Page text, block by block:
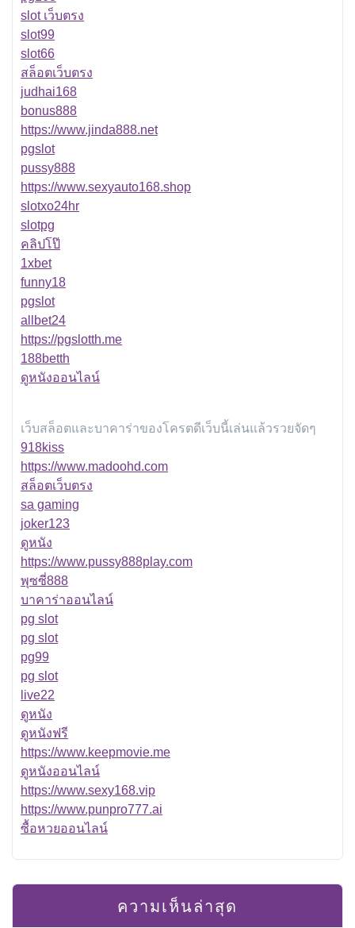
slot เว็บตรง
slot99
slot66
สล็อตเว็บตรง
judhai168
bonus888
https://www.jinda888.net
pgslot
pussy888
https://www.sexyauto168.shop
slotxo24hr
slotpg
คลิปโป๊
1xbet
funny18
pgslot
allbet24
https://pgslotth.me
188betth
ดูหนังออนไลน์
เว็บสล็อตและบาคาร่าของโครตดีเว็บนี้เล่นแล้วรวยจัดๆ
918kiss
https://www.madoohd.com
สล็อตเว็บตรง
sa gaming
joker123
ดูหนัง
https://www.pussy888play.com
พุซซี่888
บาคาร่าออนไลน์
pg slot
pg slot
pg99
pg slot
live22
ดูหนัง
ดูหนังฟรี
https://www.keepmovie.me
ดูหนังออนไลน์
https://www.sexy168.vip
https://www.punpro777.ai
ซื้อหวยออนไลน์
ความเห็นล่าสุด